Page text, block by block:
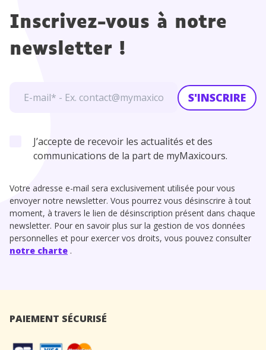
Inscrivez-vous à notre
newsletter !
S'INSCRIRE
J’accepte de recevoir les actualités et des
communications de la part de myMaxicours.
Votre adresse e-mail sera exclusivement utilisée pour vous
envoyer notre newsletter. Vous pourrez vous désinscrire à tout
moment, à travers le lien de désinscription présent dans chaque
newsletter. Pour en savoir plus sur la gestion de vos données
personnelles et pour exercer vos droits, vous pouvez consulter
notre charte .
PAIEMENT SÉCURISÉ